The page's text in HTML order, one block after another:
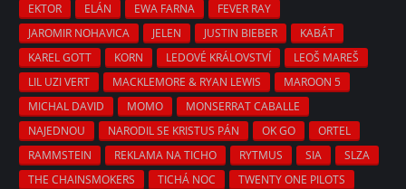
EKTOR
ELÁN EWA FARNA
FEVER RAY
JAROMIR NOHAVICA
JELEN JUSTIN BIEBER
KABÁT
KAREL GOTT
KORN LEDOVÉ KRÁLOVSTVÍ
LEOŠ MAREŠ
LIL UZI VERT
MACKLEMORE & RYAN LEWIS
MAROON 5
MICHAL DAVID
MOMO
MONSERRAT CABALLE
NAJEDNOU
NARODIL SE KRISTUS PÁN OK GO
ORTEL
RAMMSTEIN
REKLAMA NA TICHO RYTMUS SIA
SLZA
THE CHAINSMOKERS
TICHÁ NOC
TWENTY ONE PILOTS